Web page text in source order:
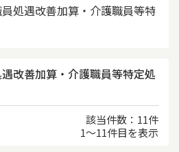
処遇改善加算・介護職員等特
改善加算・介護職員等特定処
1〜11件目を表示
該当件数 11件